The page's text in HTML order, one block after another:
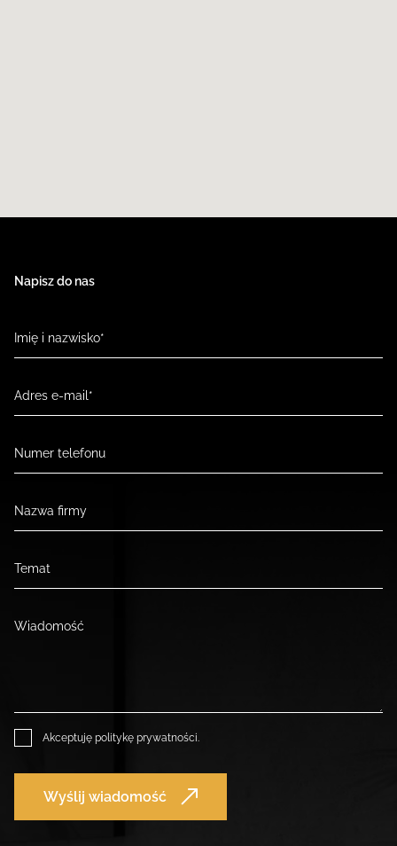
Napisz do nas
Akceptuję politykę prywatności.
Wyślij wiadomość